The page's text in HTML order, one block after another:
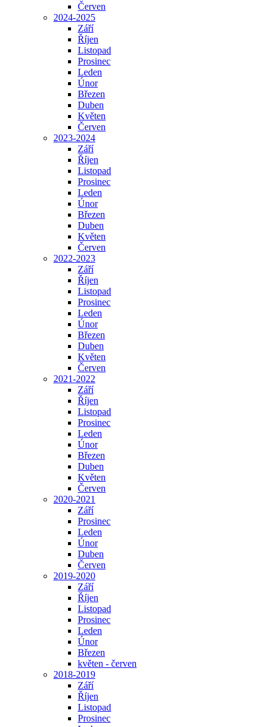
Červen
2024-2025
Září
Říjen
Listopad
Prosinec
Leden
Únor
Březen
Duben
Květen
Červen
2023-2024
Září
Říjen
Listopad
Prosinec
Leden
Únor
Březen
Duben
Květen
Červen
2022-2023
Září
Říjen
Listopad
Prosinec
Leden
Únor
Březen
Duben
Květen
Červen
2021-2022
Září
Říjen
Listopad
Prosinec
Leden
Únor
Březen
Duben
Květen
Červen
2020-2021
Září
Prosinec
Leden
Únor
Duben
Červen
2019-2020
Září
Říjen
Listopad
Prosinec
Leden
Únor
Březen
květen - červen
2018-2019
Září
Říjen
Listopad
Prosinec